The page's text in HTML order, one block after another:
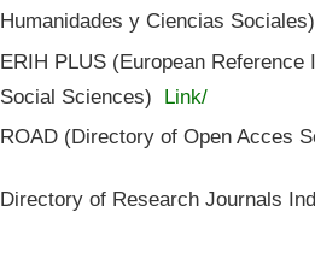
Humanidades y Ciencias Sociales)
ERIH PLUS (European
Social Sciences) Link/
ROAD (Directory of Open Acces
Directory of Research Journals